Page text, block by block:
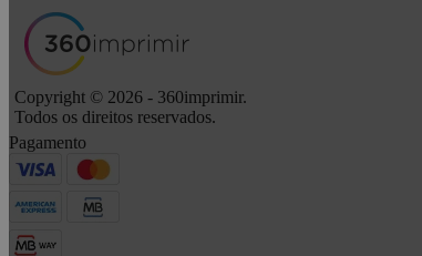
Copyright © 2026 - 360imprimir.
Todos os direitos reservados.
Pagamento